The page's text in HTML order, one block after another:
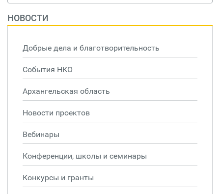
НОВОСТИ
Добрые дела и благотворительность
События НКО
Архангельская область
Новости проектов
Вебинары
Конференции, школы и семинары
Конкурсы и гранты